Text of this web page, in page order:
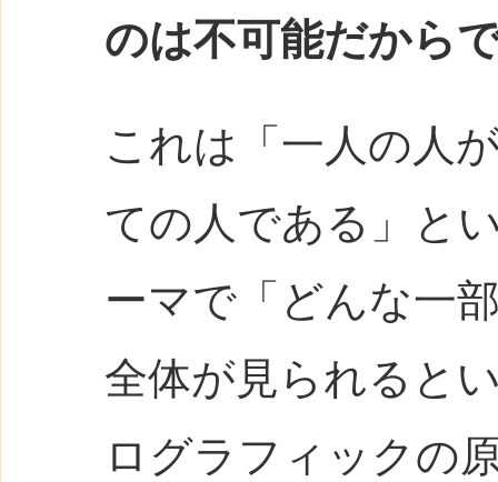
のは不可能だから
これは「一人の人
ての人である」と
ーマで「どんな一
全体が見られると
ログラフィックの